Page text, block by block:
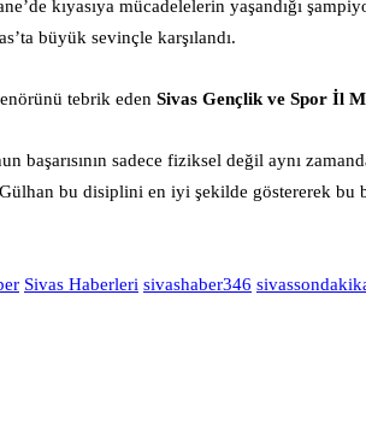
kıyasıya mücadelelerin yaşandığı
büyük sevinçle karşılandı.
tebrik eden Sivas Gençlik ve Spor İl
başarısının sadece fiziksel değil aynı
bu disiplini en iyi şekilde göstererek bu
Sivas Haberleri sivashaber346